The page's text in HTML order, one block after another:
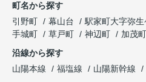
町名から探す
引野町
幕山台 駅家町大字弥生
手城町
草戸町 神辺町 加茂町
沿線から探す
山陽本線
福塩線 山陽新幹線